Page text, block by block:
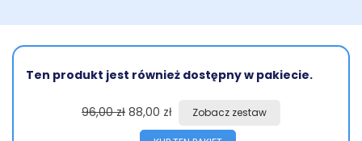
mięsożerców.
mięśniowego oraz niski udział tłuszczu w suchej masie
Tylko organiczny fosfor -
wyłącznie naturalne źródła,
bez obciążania nerek sztucznymi dodatkami.
Ten produkt jest również dostępny w pakiecie.
96,00 zł 88,00 zł Zobacz zestaw